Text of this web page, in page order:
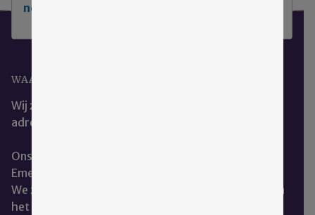
nemen
WAAR KUNT U ONS VINDEN?
Wij zijn het beste te bereiken via ons e-mail
adres:
Ons kantoor is te vinden op de hoofdlocatie van
Emergis te Kloetinge.
We zitten naast de dienst geestelijke verzorging aan
het restaurant.